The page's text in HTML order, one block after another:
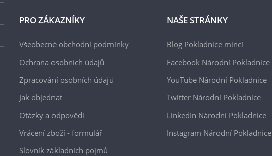
PRO ZÁKAZNÍKY
Všeobecné obchodní podmínky
Ochrana osobních údajů
Zpracování osobních údajů
Jak objednat
Otázky a odpovědi
Vrácení zboží - formulář
Slovník základních pojmů
NAŠE STRÁNKY
Blog Pokladnice mincí
Facebook Národní Pokladnice
YouTube Národní Pokladnice
Twitter Národní Pokladnice
LinkedIn Národní Pokladnice
Instagram Národní Pokladnice